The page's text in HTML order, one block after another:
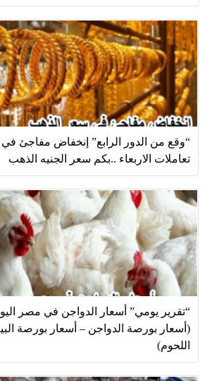
“وقع من الدور الرابع” إنخفاض مفاجئ في
تعاملات الاربعاء ..بكم سعر الجنيه الذهب
“تقرير يومي” أسعار الدواجن في مصر
(أسعار بورصة الدواجن – أسعار بورصة
اللحوم)